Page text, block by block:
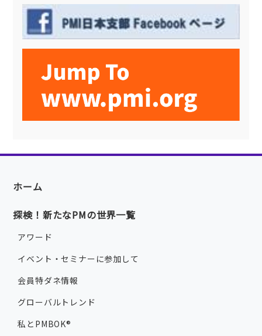
ホーム
探検！新たなPMの世界一覧
アワード
イベント・セミナーに参加して
会員特ダネ情報
グローバルトレンド
私とPMBOK®